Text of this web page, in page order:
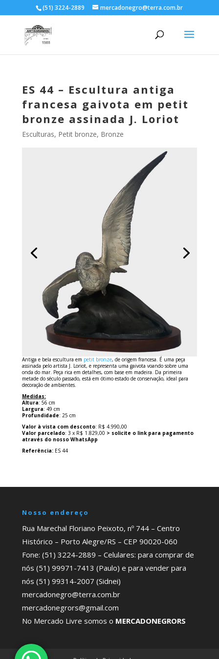
(51) 3224-2889 mercadonegro@terra.com.br
ES 44 – Escultura antiga
francesa gaivota em petit
bronze assinada J. Loriot
Esculturas, Petit bronze, Bronze
Antiga e bela escultura em petit bronze, de origem francesa. É uma peça
assinada pelo artista J. Loriot, e representa uma gaivota voando sobre uma
onda do mar. Peça rica em detalhes, com base em madeira. Da primeira
metade do século passado, está em ótimo estado de conservação, ideal para
decoração de ambientes.
Medidas:
Altura: 56 cm
Largura: 49 cm
Profundidade: 25 cm
Valor à vista com desconto: R$ 4.990,00
Valor parcelado: 3 x R$ 1.829,00 > solicite o link para pagamento
através do nosso WhatsApp
Referência:ES 44
Nosso endereço
Rua Marechal Floriano Peixoto, nº 744 – Centro
Histórico – Porto Alegre/RS – CEP 90020-060
Fone: (51) 3224-2889 – Celulares: para comprar de
nós (51) 99971-7413 (Paulo) e para vender para
nós (51) 99314-2007 (Sidnei)
mercadonegro@terra.com.br
mercadonegrors@gmail.com
No Mercado Livre somos o MERCADONEGRORS